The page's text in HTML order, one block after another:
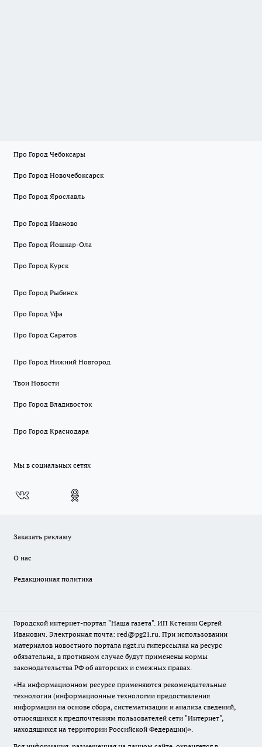
Про Город Чебоксары
Про Город Новочебоксарск
Про Город Ярославль
Про Город Иваново
Про Город Йошкар-Ола
Про Город Курск
Про Город Рыбинск
Про Город Уфа
Про Город Саратов
Про Город Нижний Новгород
Твои Новости
Про Город Владивосток
Про Город Краснодара
Мы в социальных сетях
Заказать рекламу
О нас
Редакционная политика
Городской интернет-портал "Наша газета". ИП Кстенин Сергей
Иванович. Электронная почта: red@pg21.ru. При использовании
материалов новостного портала ngzt.ru гиперссылка на ресурс
обязательна, в противном случае будут применены нормы
законодательства РФ об авторских и смежных правах.
«На информационном ресурсе применяются рекомендательные
технологии (информационные технологии предоставления
информации на основе сбора, систематизации и анализа сведений,
относящихся к предпочтениям пользователей сети "Интернет",
находящихся на территории Российской Федерации)».